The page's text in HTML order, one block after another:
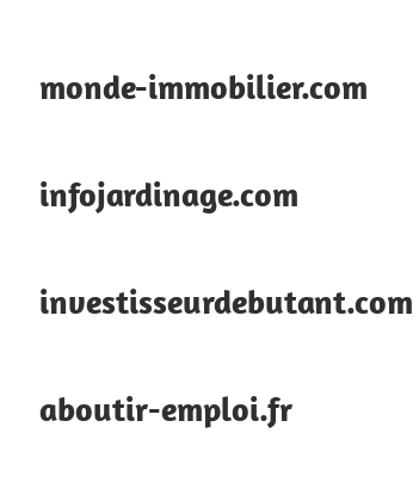
monde-immobilier.com
infojardinage.com
investisseurdebutant.com
aboutir-emploi.fr